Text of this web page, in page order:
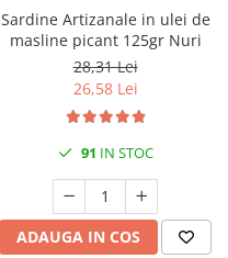
Sardine Artizanale in ulei de
masline picant 125gr Nuri
28,31 Lei
26,58 Lei
91 IN STOC
ADAUGA IN COS